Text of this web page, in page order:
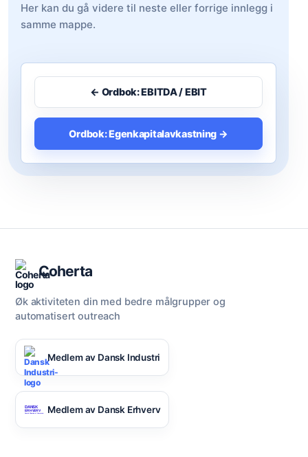
Her kan du gå videre til neste eller forrige innlegg i
samme mappe.
← Ordbok: EBITDA / EBIT
Ordbok: Egenkapitalavkastning →
Coherta
Øk aktiviteten din med bedre målgrupper og
automatisert outreach
Medlem av Dansk Industri
Medlem av Dansk Erhverv